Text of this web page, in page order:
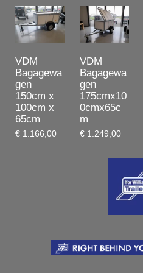
VDM
Bagagewa
gen
150cm x
100cm x
65cm
€ 1.166,00
VDM
Bagagewa
gen
175cmx10
0cmx65c
m
€ 1.249,00